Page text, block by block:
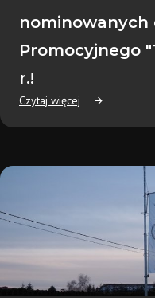
nominowanych
Promocyjnego
r.!
Czytaj więcej